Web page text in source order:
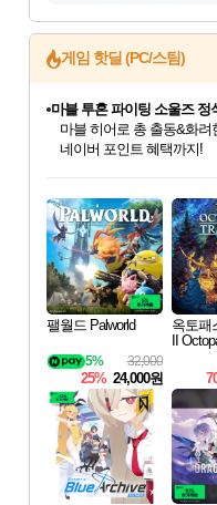
게임 핫딜 (PC/스팀)
최대 90% 할인가를 만나
네이버혜택과 함께 만나보
50%할인&추가 적립까지!
네이버 포인트 혜택까지!
귀무자: 검의 길 예약 판매
10% 할인과
이니&베니 혜택까지!
네이버 혜택가와 함께 예
할인&네이버혜택으로 만
네이버페이 혜택과 만나보
40주년 프로모션으로 만나
할인가에 만나보세요!
일부 에디션 상시 할인!
혜택으로 예약 판매 중
편안하게 충전하세요
팰월드 Palworld
32,000
5%
25% 24,000원
옥토패
II